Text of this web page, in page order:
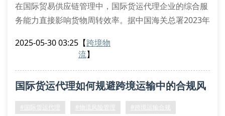
在国际贸易供应链管理中，国际货运代理企业的综合服
务能力直接影响货物周转效率。据中国海关总署2023年
首要筛选条件。北京环宇程信国际货运代理有限公司持
地证明核发等23项专业领域。
国际货运代理关键绩效指
2025-05-30 03:25 【跨境物
流】
国际货运代理如何规避跨境运输中的合规风
险？
#国际货运代理 #物流风险管理 #跨境运输合规